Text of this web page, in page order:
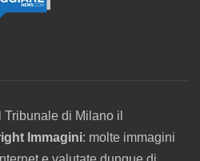
di Milano il
Immagini: molte immagini